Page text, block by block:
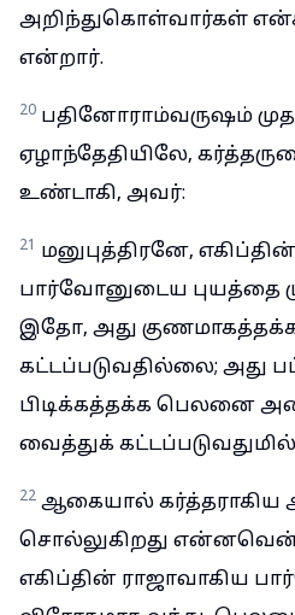
அறிந்துகொள்வார்கள்
என்றார்.
20 பதினோராம்வருஷம்
ஏழாந்தேதியிலே,
உண்டாகி, அவர்:
21 மனுபுத்திரனே,
பார்வோனுடைய புயத்தை
இதோ, அது
கட்டப்படுவதில்லை; அது
பிடிக்கத்தக்க பெலனை
வைத்துக்
22 ஆகையால்
சொல்லுகிறது
எகிப்தின் ராஜாவாகிய